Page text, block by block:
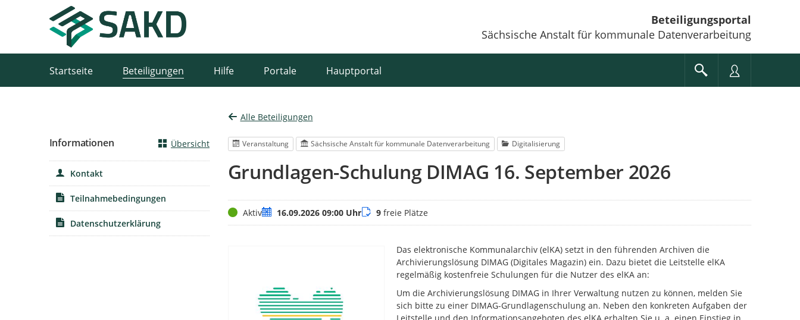
Beteiligungsportal
Sächsische Anstalt für kommunale Datenverarbeitung
Startseite Beteiligungen Hilfe Portale Hauptportal
Alle Beteiligungen
Veranstaltung Sächsische Anstalt für kommunale Datenverarbeitung Digitalisierung
Grundlagen-Schulung DIMAG 16. September 2026
StatusAktivTermin16.09.2026 09:00 UhrBuchungsstatus
9freie Plätze
Das elektronische Kommunalarchiv (elKA) setzt in den führenden Archiven die
Archivierungslösung DIMAG (Digitales Magazin) ein. Dazu bietet die Leitstelle elKA
regelmäßig kostenfreie Schulungen für die Nutzer des elKA an:
Um die Archivierungslösung DIMAG in Ihrer Verwaltung nutzen zu können, melden Sie
sich bitte zu einer DIMAG-Grundlagenschulung an. Neben den konkreten Aufgaben der
Informationen Übersicht
Kontakt
Teilnahmebedingungen
Datenschutzerklärung